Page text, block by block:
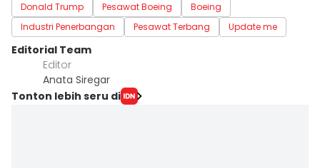
Donald Trump Pesawat Boeing
Boeing
Industri Penerbangan
Pesawat Terbang Update me
Editorial Team
Editor
Anata Siregar
Tonton lebih seru di